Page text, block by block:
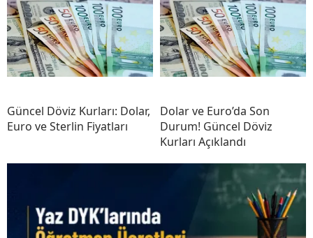
Güncel Döviz Kurları: Dolar,
Euro ve Sterlin Fiyatları
Dolar ve Euro’da Son
Durum! Güncel Döviz
Kurları Açıklandı